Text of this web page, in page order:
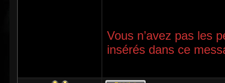
Vous n’avez pas les
insérés dans ce